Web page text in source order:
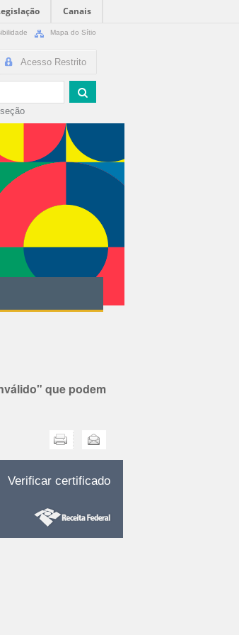
Canais
Mapa do Sítio
Acesso Restrito
que podem
Enviar
Verificar certificado